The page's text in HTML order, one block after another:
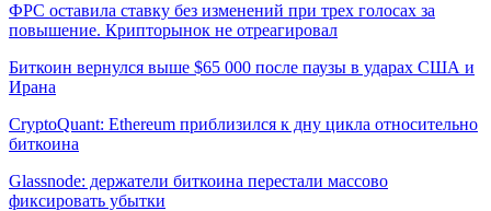
ФРС оставила ставку без изменений при трех голосах за
повышение. Крипторынок не отреагировал
Биткоин вернулся выше $65 000 после паузы в ударах США и
Ирана
CryptoQuant: Ethereum приблизился к дну цикла относительно
биткоина
Glassnode: держатели биткоина перестали массово
фиксировать убытки